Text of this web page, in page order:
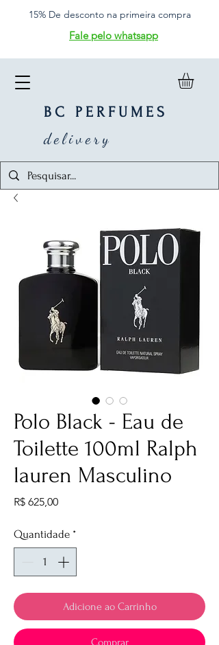
15% De desconto na primeira compra
Fale pelo whatsapp
BC PERFUMES
delivery
Polo Black - Eau de
Toilette 100ml Ralph
lauren Masculino
R$ 625,00Preço
Quantidade *
Adicione ao Carrinho
Comprar